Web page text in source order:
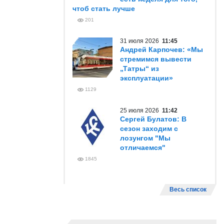
чтоб стать лучше
201
31 июля 2026 11:45
Андрей Карпочев: «Мы
стремимся вывести
„Татры“ из
эксплуатации»
1129
25 июля 2026 11:42
Сергей Булатов: В
сезон заходим с
лозунгом "Мы
отличаемся"
1845
Весь список